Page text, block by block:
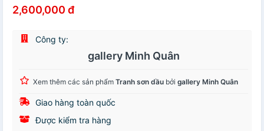
2,600,000 đ
Công ty:
gallery Minh Quân
Xem thêm các sản phẩm Tranh sơn dầu bởi gallery Minh Quân
Giao hàng toàn quốc
Được kiểm tra hàng